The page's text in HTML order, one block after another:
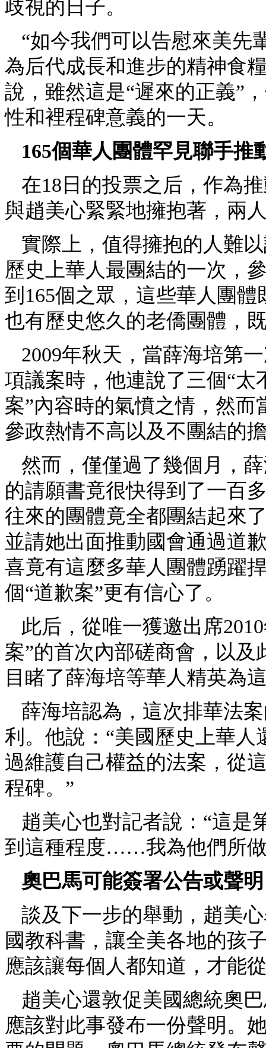
歧視的日子。
“如今我們可以告慰來美先
為后代成長和進步的精神食
說，雖然這是“遲來的正義”
性和裡程碑意義的一天。
165個華人團體罕見聯手推
在18日的投票之后，作為
與趙美心緊緊地擁抱著，兩
實際上，值得擁抱的人難
歷史上華人最團結的一次，
到165個之眾，這些華人團
也有歷史悠久的老僑團體，
2009年秋天，當薛海培第
項議案時，他連說了三個“太
案”內容時的氣憤之情，然
參政熱情不高以及不團結的
然而，僅僅過了幾個月，
的請願書竟很快得到了一百
往來的團體竟全都團結起來
並請她出面推動國會通過道
喜竟有這麼多華人團體踴躍
個“道歉案”更有信心了。
此后，從唯一獲邀出席
案”的首次內部磋商會，以
目睹了薛海培等華人精英為
薛海培認為，這次排華法
利。他說：“美國歷史上華
過維護自己權益的法案，從
程碑。”
趙美心也對記者說：“這是
到這種程度……我為他們所
奧巴馬可能簽署公告或聲明
談及下一步的舉動，趙美
國教科書，讓全美各地的孩
應該讓每個人都知道，才能
趙美心還敦促美國總統奧
應該對此事發布一份聲明。